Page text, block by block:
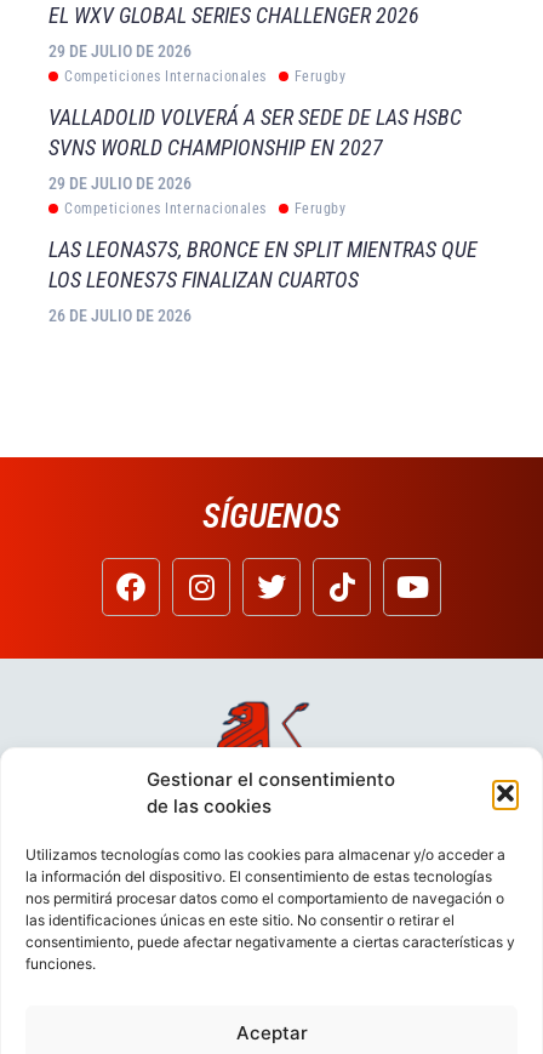
Gestionar el consentimiento
de las cookies
Utilizamos tecnologías como las cookies para almacenar y/o acceder a
la información del dispositivo. El consentimiento de estas tecnologías
nos permitirá procesar datos como el comportamiento de navegación o
las identificaciones únicas en este sitio. No consentir o retirar el
consentimiento, puede afectar negativamente a ciertas características y
funciones.
Aceptar
EL WXV GLOBAL SERIES CHALLENGER 2026
29 DE JULIO DE 2026
Competiciones Internacionales Ferugby
VALLADOLID VOLVERÁ A SER SEDE DE LAS HSBC
SVNS WORLD CHAMPIONSHIP EN 2027
29 DE JULIO DE 2026
Competiciones Internacionales Ferugby
LAS LEONAS7S, BRONCE EN SPLIT MIENTRAS QUE
LOS LEONES7S FINALIZAN CUARTOS
26 DE JULIO DE 2026
SÍGUENOS